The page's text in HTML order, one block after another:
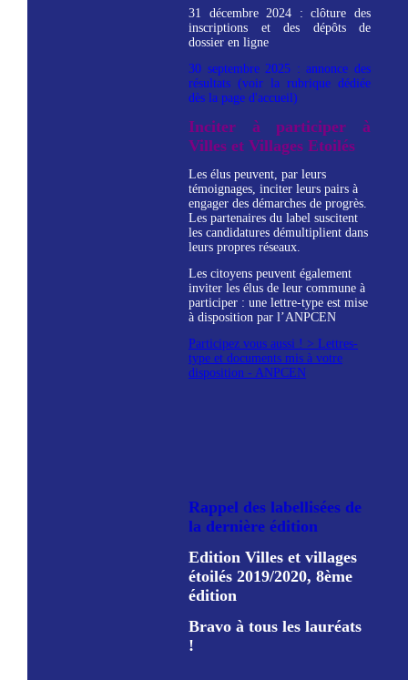
31 décembre 2024 : clôture des
inscriptions et des dépôts de
dossier en ligne
30 septembre 2025 : annonce des
résultats (voir la rubrique dédiée
dès la page d'accueil)
Inciter à participer à
Villes et Villages Etoilés
Les élus peuvent, par leurs
témoignages, inciter leurs pairs à
engager des démarches de progrès.
Les partenaires du label suscitent
les candidatures démultiplient dans
leurs propres réseaux.
Les citoyens peuvent également
inviter les élus de leur commune à
participer : une lettre-type est mise
à disposition par l’ANPCEN
Participez vous aussi ! > Lettres-
type et documents mis à votre
disposition - ANPCEN
Rappel des labellisées de
la dernière édition
Edition Villes et villages
étoilés 2019/2020, 8ème
édition
Bravo à tous les lauréats
!